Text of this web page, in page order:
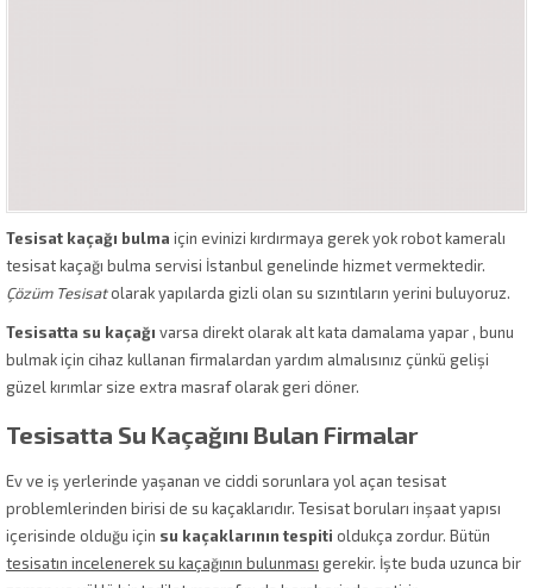
Tesisat kaçağı bulma için evinizi kırdırmaya gerek yok robot kameralı
tesisat kaçağı bulma servisi İstanbul genelinde hizmet vermektedir.
Çözüm Tesisatolarak yapılarda gizli olan su sızıntıların yerini buluyoruz.
Tesisatta su kaçağı varsa direkt olarak alt kata damalama yapar , bunu
bulmak için cihaz kullanan firmalardan yardım almalısınız çünkü gelişi
güzel kırımlar size extra masraf olarak geri döner.
Tesisatta Su Kaçağını Bulan Firmalar
Ev ve iş yerlerinde yaşanan ve ciddi sorunlara yol açan tesisat
problemlerinden birisi de su kaçaklarıdır. Tesisat boruları inşaat yapısı
içerisinde olduğu için su kaçaklarının tespiti oldukça zordur. Bütün
tesisatın incelenerek su kaçağının bulunması gerekir. İşte buda uzunca bir